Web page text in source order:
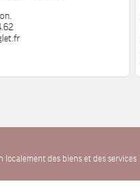
localement des biens et des services